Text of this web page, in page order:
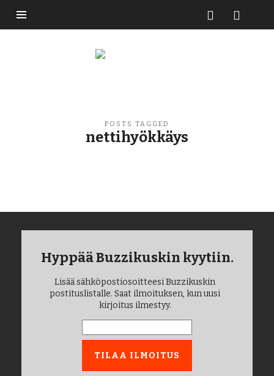
Buzzikuski
POSTS TAGGED
nettihyökkäys
Hyppää Buzzikuskin kyytiin.
Lisää sähköpostiosoitteesi Buzzikuskin
postituslistalle. Saat ilmoituksen, kun uusi
kirjoitus ilmestyy.